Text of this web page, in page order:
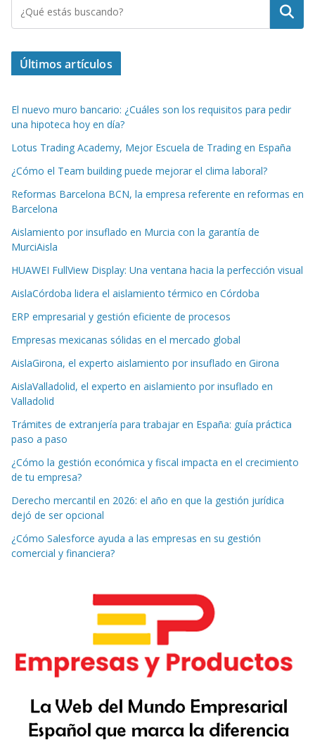
Buscar
Últimos artículos
El nuevo muro bancario: ¿Cuáles son los requisitos para pedir
una hipoteca hoy en día?
Lotus Trading Academy, Mejor Escuela de Trading en España
¿Cómo el Team building puede mejorar el clima laboral?
Reformas Barcelona BCN, la empresa referente en reformas en
Barcelona
Aislamiento por insuflado en Murcia con la garantía de
MurciAisla
HUAWEI FullView Display: Una ventana hacia la perfección visual
AislaCórdoba lidera el aislamiento térmico en Córdoba
ERP empresarial y gestión eficiente de procesos
Empresas mexicanas sólidas en el mercado global
AislaGirona, el experto aislamiento por insuflado en Girona
AislaValladolid, el experto en aislamiento por insuflado en
Valladolid
Trámites de extranjería para trabajar en España: guía práctica
paso a paso
¿Cómo la gestión económica y fiscal impacta en el crecimiento
de tu empresa?
Derecho mercantil en 2026: el año en que la gestión jurídica
dejó de ser opcional
¿Cómo Salesforce ayuda a las empresas en su gestión
comercial y financiera?